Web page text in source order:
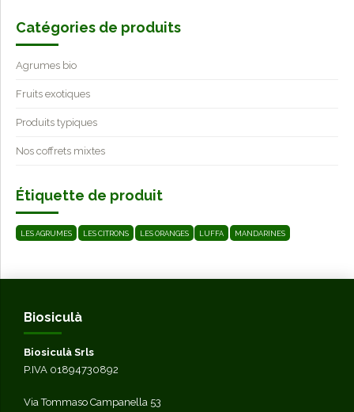
Catégories de produits
Agrumes bio
Fruits exotiques
Produits typiques
Nos coffrets mixtes
Étiquette de produit
LES AGRUMES LES CITRONS LES ORANGES LUFFA MANDARINES
Biosiculà
Biosiculà Srls
P.IVA 01894730892
Via Tommaso Campanella 53